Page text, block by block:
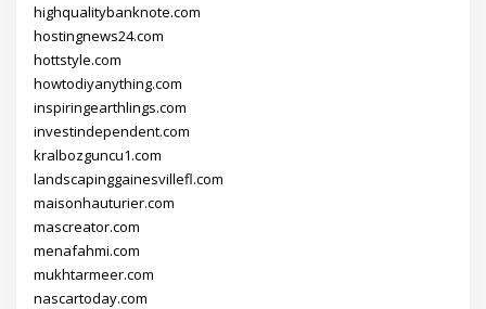
highqualitybanknote.com
hostingnews24.com
hottstyle.com
howtodiyanything.com
inspiringearthlings.com
investindependent.com
kralbozguncu1.com
landscapinggainesvillefl.com
maisonhauturier.com
mascreator.com
menafahmi.com
mukhtarmeer.com
nascartoday.com